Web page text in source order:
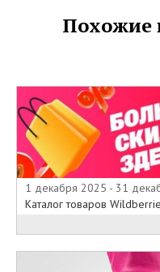
Похожие
1 декабря 2025 - 31
Каталог товаров